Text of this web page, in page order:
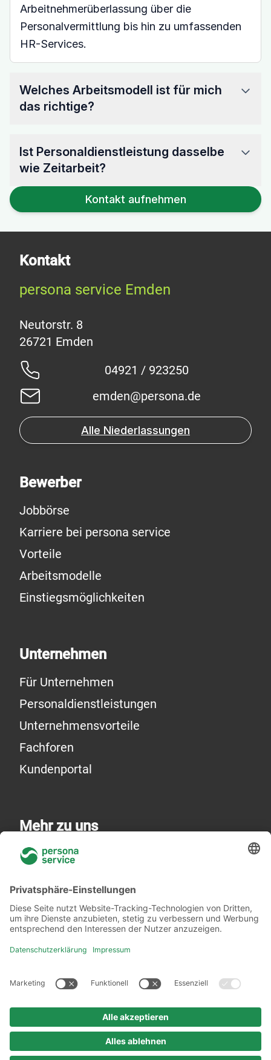
Arbeitnehmerüberlassung über die
Personalvermittlung bis hin zu umfassenden
HR-Services.
Welches Arbeitsmodell ist für mich
das richtige?
Ist Personaldienstleistung dasselbe
wie Zeitarbeit?
Kontakt aufnehmen
Kontakt
persona service Emden
Neutorstr. 8
04921 / 923250
emden@persona.de
Alle Niederlassungen
Bewerber
Jobbörse
Karriere bei persona service
Vorteile
Arbeitsmodelle
Einstiegsmöglichkeiten
Unternehmen
Für Unternehmen
Personaldienstleistungen
Unternehmensvorteile
Fachforen
Kundenportal
Mehr zu uns
Über uns
Akademie
Rechtliches
Datenschutzerklärung
Urheberrechtshinweis